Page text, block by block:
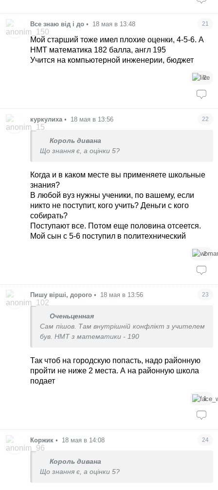
Все знаю від і до • 18 мая в 13:48 21
Мой старший тоже имел плохие оценки, 4-5-6. А
НМТ математика 182 балла, англ 195
Учится на компьютерной инженерии, бюджет
2
куркулиха • 18 мая в 13:56 22
Король дивана
Що знання є, а оцінки 5?
Когда и в каком месте вы применяете школьные
знания?
В любой вуз нужны ученики, по вашему, если
никто не поступит, кого учить? Деньги с кого
собирать?
Поступают все. Потом еще половина отсеется.
Мой сын с 5-6 поступил в политехнический
2
Пишу вірші, дорого • 18 мая в 13:56 23
Оченьценная
Сам пішов. Там внутрішній конфлікт з учителем
був. НМТ з математики - 190
Так чтоб на городскую попасть, надо районную
пройти не ниже 2 места. А на районную школа
подает
1
Коржик • 18 мая в 14:08 24
Король дивана
Що знання є, а оцінки 5?